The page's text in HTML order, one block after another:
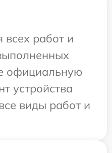
работ и
официальную
устройства
виды работ и